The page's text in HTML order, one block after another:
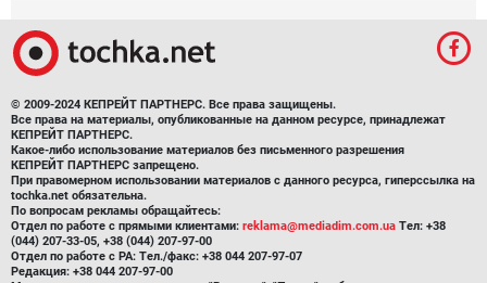
© 2009-2024 КЕПРЕЙТ ПАРТНЕРС. Все права защищены.
Все права на материалы, опубликованные на данном ресурсе, принадлежат
КЕПРЕЙТ ПАРТНЕРС.
Какое-либо использование материалов без письменного разрешения
КЕПРЕЙТ ПАРТНЕРС запрещено.
При правомерном использовании материалов с данного ресурса, гиперссылка на
tochka.net обязательна.
По вопросам рекламы обращайтесь:
Отдел по работе с прямыми клиентами: reklama@mediadim.com.ua Тел: +38
(044) 207-33-05, +38 (044) 207-97-00
Отдел по работе с РА: Тел./факс: +38 044 207-97-07
Редакция: +38 044 207-97-00